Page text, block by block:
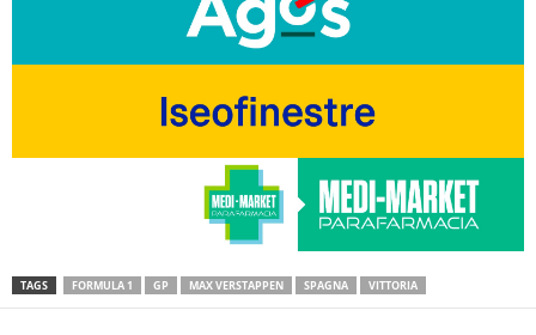
TAGS FORMULA 1 GP MAX VERSTAPPEN SPAGNA VITTORIA